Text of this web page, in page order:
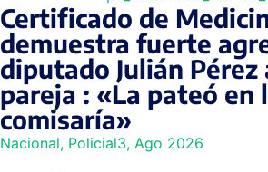
Certificado de
demuestra fuerte
diputado Julián Pérez
pareja : «La pateó en
comisaría»
Nacional, Policial3, Ago 2026